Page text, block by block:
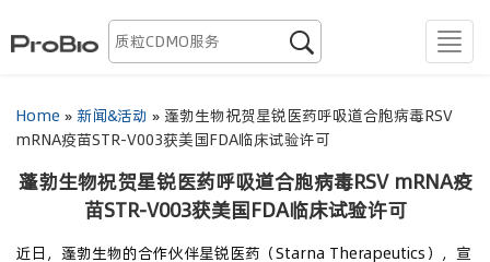
menu

生物药发现
质粒CDMO
慢病毒CDMO
腺相关病毒CDMO
Home » 新闻&活动 » 蓬勃生物祝贺星锐医药呼吸道合胞病毒RSV
mRNA疫苗STR-V003获美国FDA临床试验许可
蓬勃生物祝贺星锐医药呼吸道合胞病毒RSV mRNA疫
苗STR-V003获美国FDA临床试验许可
近日，蓬勃生物的合作伙伴星锐医药（Starna Therapeutics），宣